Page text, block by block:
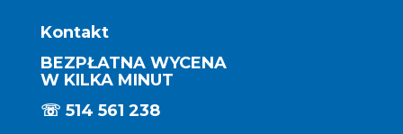
Kontakt
BEZPŁATNA WYCENA
W KILKA MINUT
☏ 514 561 238